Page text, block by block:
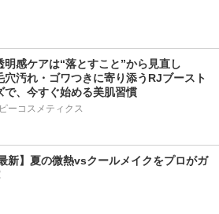
明感ケアは“落とすこと”から見直し
穴汚れ・ゴワつきに寄り添うRJブースト
で、今すぐ始める美肌習慣
ーコスメティクス
新】夏の微熱vsクールメイクをプロがガ